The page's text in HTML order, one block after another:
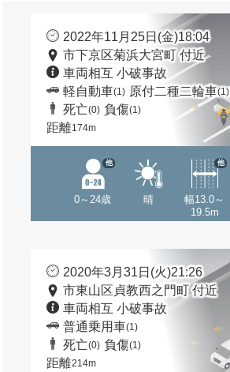
2022年11月25日(金)18:04
市下京区菊浜大宮町 付近
車両相互 小破事故
軽自動車(1) 原付二種二輪車(1)
死亡(0) 負傷(1)
距離174m
0～24歳
他
晴
幅13.0～
19.5m
他
2020年3月31日(火)21:26
市東山区貞教西之門町 付近
車両相互 小破事故
普通乗用車(1)
死亡(0) 負傷(1)
距離214m